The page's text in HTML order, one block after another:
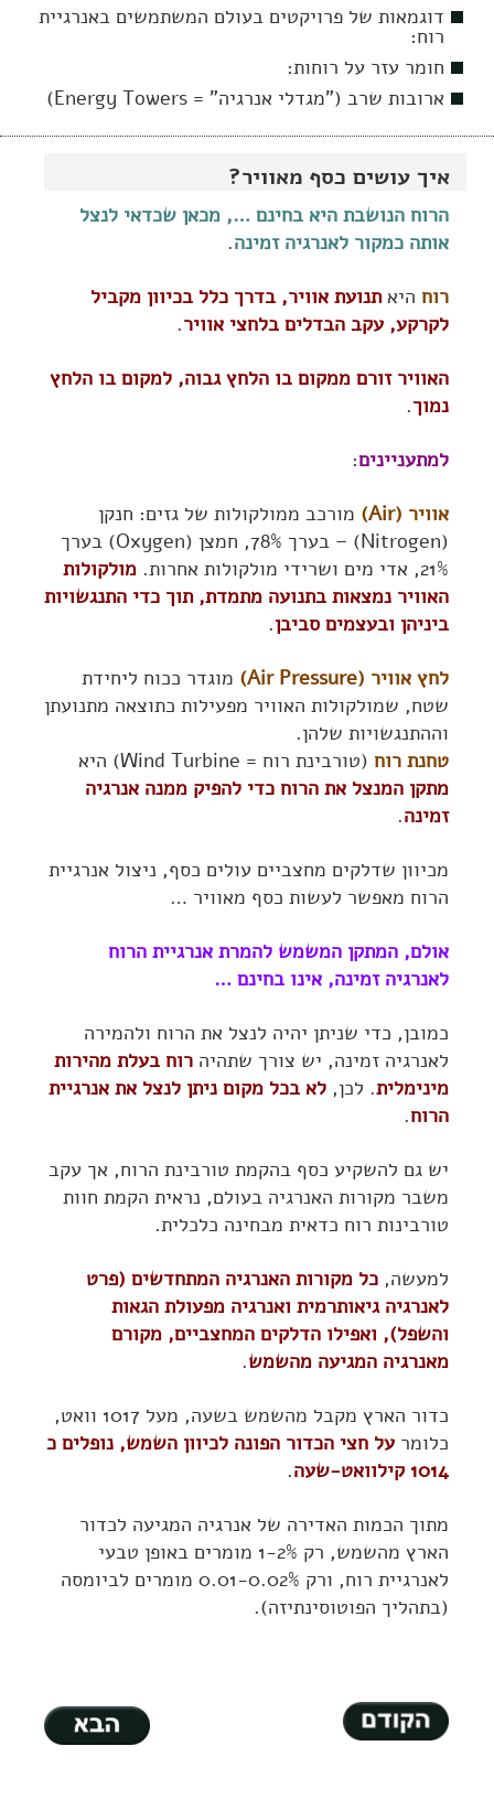
איך עושים כסף מאוויר?
הרוח הנושבת היא בחינם …, מכאן שכדאי לנצל
אותה כמקור לאנרגיה זמינה.
רוח היא תנועת אוויר, בדרך כלל בכיוון מקביל
לקרקע, עקב הבדלים בלחצי אוויר.
האוויר זורם ממקום בו הלחץ גבוה, למקום בו הלחץ
נמוך.
למתעניינים:
אוויר (Air)
מורכב ממולקולות של גזים: חנקן
(Nitrogen) – בערך 78%, חמצן (Oxygen) בערך
21%, אדי מים ושרידי מולקולות אחרות.
מולקולות
האוויר נמצאות בתנועה מתמדת, תוך כדי התנגשויות
ביניהן ובעצמים סביבן.
לחץ אוויר (Air Pressure)
מוגדר ככוח ליחידת
שטח, שמולקולות האוויר מפעילות כתוצאה מתנועתן
וההתנגשויות שלהן.
טחנת רוח (טורבינת רוח = Wind Turbine) היא
מתקן המנצל את הרוח כדי להפיק ממנה אנרגיה
זמינה.
מכיוון שדלקים מחצביים עולים כסף, ניצול אנרגיית
הרוח מאפשר לעשות כסף מאוויר …
אולם, המתקן המשמש להמרת אנרגיית הרוח
לאנרגיה זמינה, אינו בחינם …
כמובן, כדי שניתן יהיה לנצל את הרוח ולהמירה
לאנרגיה זמינה, יש צורך שתהיה רוח בעלת מהירות
מינימלית. לכן, לא בכל מקום ניתן לנצל את אנרגיית
הרוח.
יש גם להשקיע כסף בהקמת טורבינת הרוח, אך עקב
משבר מקורות האנרגיה בעולם, נראית הקמת חוות
טורבינות רוח כדאית מבחינה כלכלית.
למעשה, כל מקורות האנרגיה המתחדשים (פרט
לאנרגיה גיאותרמית ואנרגיה מפעולת הגאות
והשפל), ואפילו הדלקים המחצביים, מקורם
מאנרגיה המגיעה מהשמש.
כדור הארץ מקבל מהשמש בשעה, מעל 1017 וואט,
כלומר על חצי הכדור הפונה לכיוון השמש, נופלים כ
1014 קילוואט-שעה
.
מתוך הכמות האדירה של אנרגיה המגיעה לכדור
הארץ מהשמש, רק 1-2% מומרים באופן טבעי
לאנרגיית רוח, ורק 0.01-0.02% מומרים לביומסה
(בתהליך הפוטוסינתיזה).
דוגמאות של פרויקטים בעולם המשתמשים באנרגיית
רוח:
חומר עזר על רוחות:
ארובות שרב ("מגדלי אנרגיה" = Energy Towers)